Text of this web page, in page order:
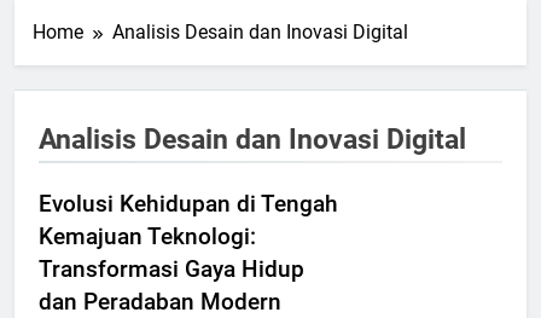
Home Analisis Desain dan Inovasi Digital
Analisis Desain dan Inovasi Digital
Evolusi Kehidupan di Tengah
Kemajuan Teknologi:
Transformasi Gaya Hidup
dan Peradaban Modern